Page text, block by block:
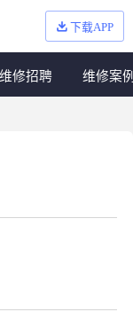
下载APP
维修招聘 维修案